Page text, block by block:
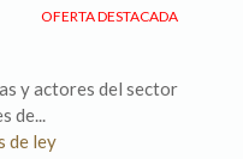
OFERTA DESTACADA
y actores del sector
de...
de ley